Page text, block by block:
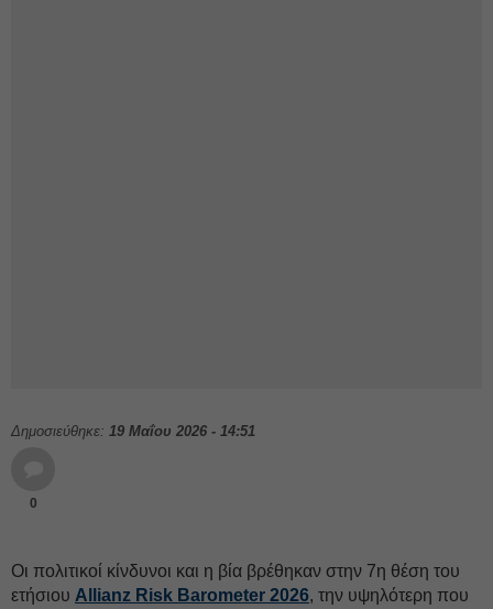
Δημοσιεύθηκε: 19 Μαΐου 2026 - 14:51
0
Οι πολιτικοί κίνδυνοι και η βία βρέθηκαν στην 7η θέση του
ετήσιου Allianz Risk Barometer 2026, την υψηλότερη που